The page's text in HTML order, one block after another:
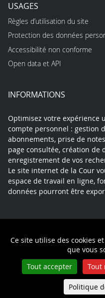
Ce site utilise des cookies
que vous
Tout accepter
Tout
Politique
USAGES
Règles d’utilisation du site
Protection des données
Accessibilité non conforme
Open data et API
INFORMATIONS
Optimisez votre expérience
compte personnel : gestion
abonnements, prise de
page consultée, création de
enregistrement de vos
Le site internet de la Cour
espace de travail en ligne,
données pourront être
Politique
Queue-Fair